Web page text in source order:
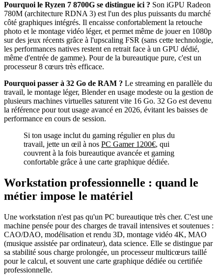
Pourquoi le Ryzen 7 8700G se distingue ici ? Son iGPU Radeon
780M (architecture RDNA 3) est l'un des plus puissants du marché
côté graphiques intégrés. Il encaisse confortablement la retouche
photo et le montage vidéo léger, et permet même de jouer en 1080p
sur des jeux récents grâce à l'upscaling FSR (sans cette technologie,
les performances natives restent en retrait face à un GPU dédié,
même d'entrée de gamme). Pour de la bureautique pure, c'est un
processeur 8 cœurs très efficace.
Pourquoi passer à 32 Go de RAM ? Le streaming en parallèle du
travail, le montage léger, Blender en usage modeste ou la gestion de
plusieurs machines virtuelles saturent vite 16 Go. 32 Go est devenu
la référence pour tout usage avancé en 2026, évitant les baisses de
performance en cours de session.
Si ton usage inclut du gaming régulier en plus du
travail, jette un œil à nos PC Gamer 1200€, qui
couvrent à la fois bureautique avancée et gaming
confortable grâce à une carte graphique dédiée.
Workstation professionnelle : quand le
métier impose le matériel
Une workstation n'est pas qu'un PC bureautique très cher. C'est une
machine pensée pour des charges de travail intensives et soutenues :
CAO/DAO, modélisation et rendu 3D, montage vidéo 4K, MAO
(musique assistée par ordinateur), data science. Elle se distingue par
sa stabilité sous charge prolongée, un processeur multicœurs taillé
pour le calcul, et souvent une carte graphique dédiée ou certifiée
professionnelle.